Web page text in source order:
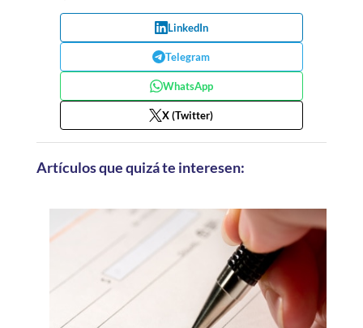
LinkedIn
Telegram
WhatsApp
X (Twitter)
Artículos que quizá te interesen: